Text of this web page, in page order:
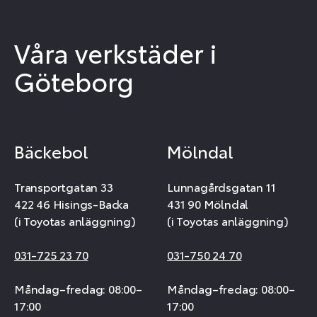
Våra verkstäder i
Göteborg
Bäckebol
Transportgatan 33
422 46 Hisings-Backa
(i Toyotas anläggning)
031-725 23 70
Måndag–fredag: 08:00–
17:00
Mölndal
Lunnagårdsgatan 11
431 90 Mölndal
(i Toyotas anläggning)
031-750 24 70
Måndag–fredag: 08:00–
17:00